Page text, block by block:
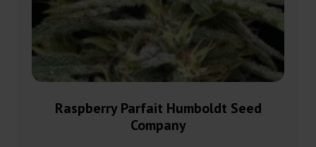
Raspberry Parfait Humboldt Seed
Company